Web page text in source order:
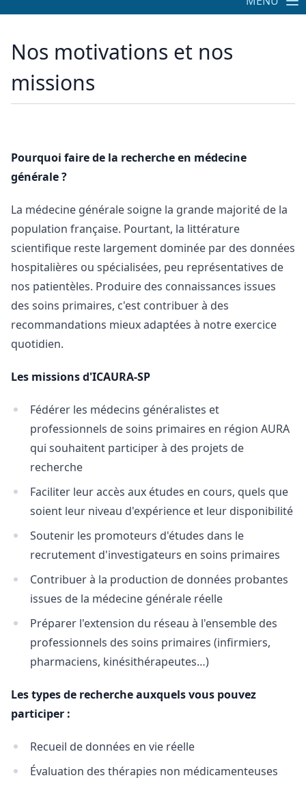
Nos motivations et nos
missions
Pourquoi faire de la recherche en médecine
générale ?
La médecine générale soigne la grande majorité de la
population française. Pourtant, la littérature
scientifique reste largement dominée par des données
hospitalières ou spécialisées, peu représentatives de
nos patientèles. Produire des connaissances issues
des soins primaires, c'est contribuer à des
recommandations mieux adaptées à notre exercice
quotidien.
Les missions d'ICAURA-SP
Fédérer les médecins généralistes et
professionnels de soins primaires en région AURA
qui souhaitent participer à des projets de
recherche
Faciliter leur accès aux études en cours, quels que
soient leur niveau d'expérience et leur disponibilité
Soutenir les promoteurs d'études dans le
recrutement d'investigateurs en soins primaires
Contribuer à la production de données probantes
issues de la médecine générale réelle
Préparer l'extension du réseau à l'ensemble des
professionnels des soins primaires (infirmiers,
pharmaciens, kinésithérapeutes…)
Les types de recherche auxquels vous pouvez
participer :
Recueil de données en vie réelle
Évaluation des thérapies non médicamenteuses